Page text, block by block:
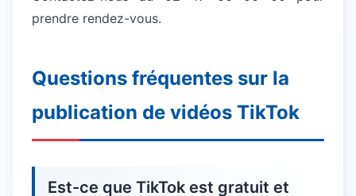
prendre rendez-vous.
Questions fréquentes sur la
publication de vidéos TikTok
Est-ce que TikTok est gratuit et